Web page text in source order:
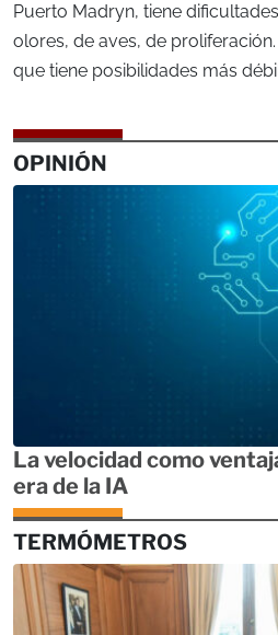
Puerto Madryn, tiene
olores, de aves, de
que tiene posibilidades más
OPINIÓN
La velocidad como
era de la IA
TERMÓMETROS